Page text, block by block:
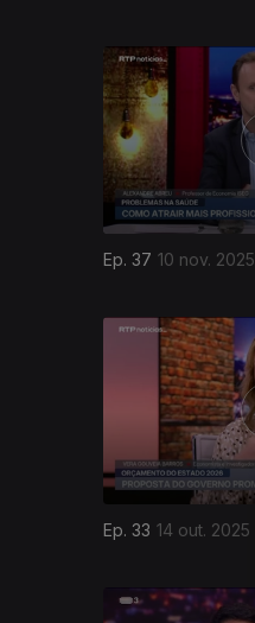
Ep. 37 10 nov. 2025
Ep. 33 14 out. 2025
876001